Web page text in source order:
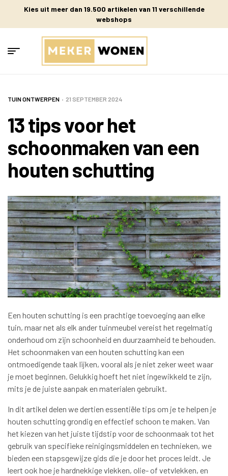
Kies uit meer dan 19.500 artikelen van 11 verschillende
webshops
TUIN ONTWERPEN 21 SEPTEMBER 2024
13 tips voor het
schoonmaken van een
houten schutting
Een houten schutting is een prachtige toevoeging aan elke
tuin, maar net als elk ander tuinmeubel vereist het regelmatig
onderhoud om zijn schoonheid en duurzaamheid te behouden.
Het schoonmaken van een houten schutting kan een
ontmoedigende taak lijken, vooral als je niet zeker weet waar
je moet beginnen. Gelukkig hoeft het niet ingewikkeld te zijn,
mits je de juiste aanpak en materialen gebruikt.
In dit artikel delen we dertien essentiële tips om je te helpen je
houten schutting grondig en effectief schoon te maken. Van
het kiezen van het juiste tijdstip voor de schoonmaak tot het
gebruik van specifieke reinigingsmiddelen en technieken, we
bieden een stapsgewijze gids die je door het proces leidt. Je
leert ook hoe je hardnekkige vlekken, olie- of vetvlekken, en